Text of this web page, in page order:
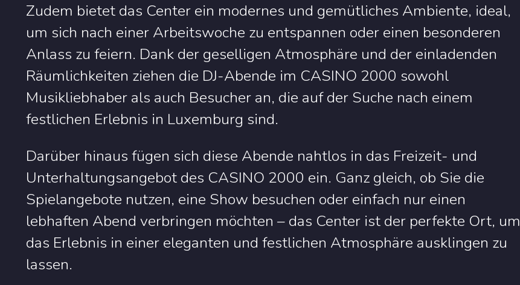
Zudem bietet das Center ein modernes und gemütliches Ambiente, ideal,
um sich nach einer Arbeitswoche zu entspannen oder einen besonderen
Anlass zu feiern. Dank der geselligen Atmosphäre und der einladenden
Räumlichkeiten ziehen die DJ-Abende im CASINO 2000 sowohl
Musikliebhaber als auch Besucher an, die auf der Suche nach einem
festlichen Erlebnis in Luxemburg sind.
Darüber hinaus fügen sich diese Abende nahtlos in das Freizeit- und
Unterhaltungsangebot des CASINO 2000 ein. Ganz gleich, ob Sie die
Spielangebote nutzen, eine Show besuchen oder einfach nur einen
lebhaften Abend verbringen möchten – das Center ist der perfekte Ort, um
das Erlebnis in einer eleganten und festlichen Atmosphäre ausklingen zu
lassen.